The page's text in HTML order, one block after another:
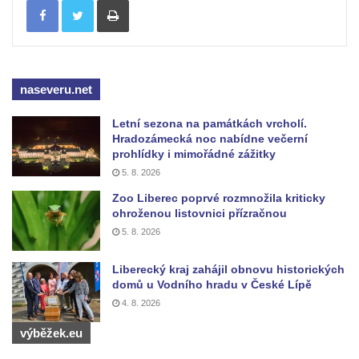
Kříž u silnice č. 15 jižně od Šepetel
Vilouni v Třebívlicích
Kříž na rozcestí naproti domu čp. 714 v
Lučanech nad Nisou
Centrální kříž hřbitova Šumburk nad
Desnou v Tanvaldu
Kříž u kostela svatého Františka z Assisi v
Tanvaldu
Kříž u kostela svatého Jana Nepomuckého
Kříž u domu čp. 39 v Rybništi
Kříž u domu čp. 2 v Rybništi
Kříž u domu čp. 128 v Rybništi
naseveru.net
Letní sezona na památkách vrcholí.
Hradozámecká noc nabídne večerní
prohlídky i mimořádné zážitky
5. 8. 2026
Zoo Liberec poprvé rozmnožila kriticky
ohroženou listovnici přízračnou
5. 8. 2026
Liberecký kraj zahájil obnovu historických
domů u Vodního hradu v České Lípě
4. 8. 2026
výběžek.eu